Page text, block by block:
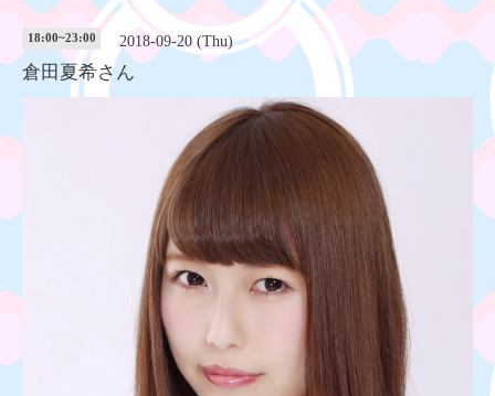
18:00~23:00 2018-09-20 (Thu)
倉田夏希さん